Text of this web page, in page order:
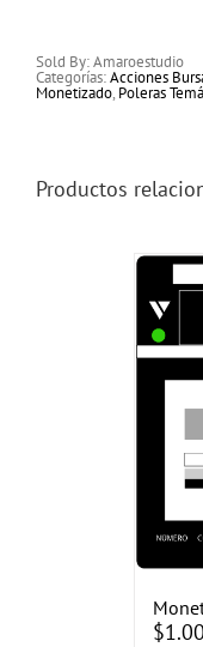
Sold By: Amaroestudio
Categorías:Acciones
Monetizado, Poleras
Productos
$